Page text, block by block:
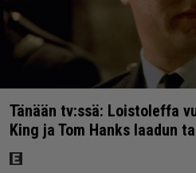
Tänään tv:ssä: Loistoleffa
King ja Tom Hanks laadun